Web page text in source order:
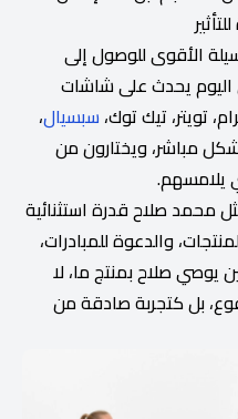
الأقوى للوصول إلى
اليوم يحدث على شاشات
تويتر، تيك توك،سبسيال،
مباشر، ويختارون من
يلامسهم.
محمد صلاح قدرة استثنائية
والدعوة للمبادرات،
يوصي صلاح بمنتج ما، لا
بل كتجربة صادقة من